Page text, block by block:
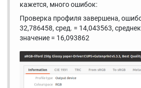
кажется, много ошибок:
Проверка профиля завершена,
32,786458, сред. = 14,043563,
значение = 16,093862